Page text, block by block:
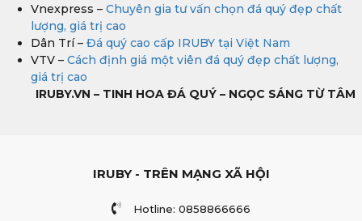
Vnexpress – Chuyên gia tư vấn chọn đá quý đẹp chất
lượng, giá trị cao
Dân Trí – Đá quý cao cấp IRUBY tại Việt Nam
VTV – Cách định giá một viên đá quý đẹp chất lượng,
giá trị cao
IRUBY.VN – TINH HOA ĐÁ QUÝ – NGỌC SÁNG TỪ TÂM
IRUBY - TRÊN MẠNG XÃ HỘI
Hotline: 0858866666